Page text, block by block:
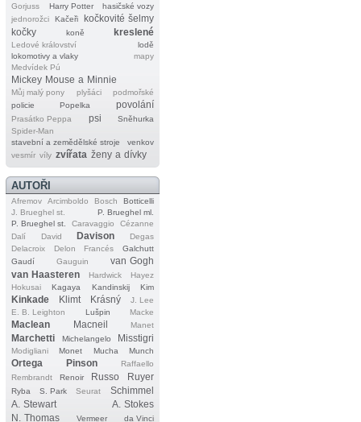
Gorjuss
Harry Potter
hasičské vozy
jednorožci
Kačeři
kočkovité šelmy
kočky
koně kreslené
Ledové království
lodě
lokomotivy a vlaky
mapy
Medvídek Pú
Mickey Mouse a Minnie
Můj malý pony plyšáci
podmořské
policie
Popelka povolání
Prasátko Peppa psi
Sněhurka
Spider‐Man
stavební a zemědělské stroje
venkov
vesmír víly zvířata ženy a dívky
AUTOŘI
Afremov Arcimboldo Bosch
Botticelli
J. Brueghel st.
P. Brueghel ml.
P. Brueghel st.
Caravaggio
Cézanne
Dalí
David Davison
Degas
Delacroix
Delon Francés
Galchutt
Gaudí
Gauguin
van Gogh
van Haasteren
Hardwick
Hayez
Hokusai
Kagaya Kandinskij Kim
Kinkade Klimt Krásný
J. Lee
E. B. Leighton
Lušpin Macke
Maclean Macneil Manet
Marchetti Michelangelo Misstigri
Modigliani Monet Mucha Munch
Ortega Pinson
Raffaello
Rembrandt
Renoir Russo Ruyer
Ryba S. Park Seurat
Schimmel
A. Stewart
A. Stokes
N. Thomas
Vermeer
da Vinci